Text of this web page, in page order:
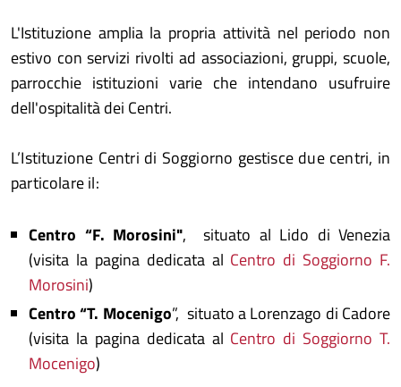
L'Istituzione amplia la propria attività nel periodo non
estivo con servizi rivolti ad associazioni, gruppi, scuole,
parrocchie istituzioni varie che intendano usufruire
dell'ospitalità dei Centri.
L’Istituzione Centri di Soggiorno gestisce due centri, in
particolare il:
Centro “F. Morosini", situato al Lido di Venezia
(visita la pagina dedicata al Centro di Soggiorno F.
Morosini)
Centro “T. Mocenigo”, situato a Lorenzago di Cadore
(visita la pagina dedicata al Centro di Soggiorno T.
Mocenigo)